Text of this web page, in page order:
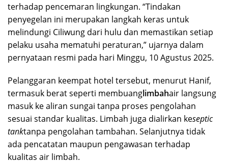
terhadap pencemaran lingkungan. “Tindakan
penyegelan ini merupakan langkah keras untuk
melindungi Ciliwung dari hulu dan memastikan setiap
pelaku usaha mematuhi peraturan,” ujarnya dalam
pernyataan resmi pada hari Minggu, 10 Agustus 2025.
Pelanggaran keempat hotel tersebut, menurut Hanif,
termasuk berat seperti membuanglimbahair langsung
masuk ke aliran sungai tanpa proses pengolahan
sesuai standar kualitas. Limbah juga dialirkan keseptic
tanktanpa pengolahan tambahan. Selanjutnya tidak
ada pencatatan maupun pengawasan terhadap
kualitas air limbah.